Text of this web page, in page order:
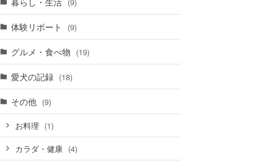
体験リポート (9)
グルメ・食べ物 (19)
愛犬の記録 (18)
その他 (9)
お料理 (1)
カラダ・健康 (4)